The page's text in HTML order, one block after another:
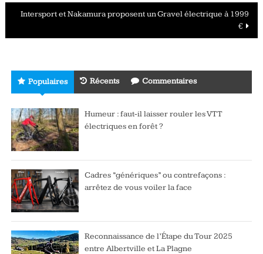
articles
Intersport et Nakamura proposent un Gravel électrique à 1999
€
Populaires Récents Commentaires
Humeur : faut-il laisser rouler les VTT
électriques en forêt ?
Cadres “génériques” ou contrefaçons :
arrêtez de vous voiler la face
Reconnaissance de l’Étape du Tour 2025
entre Albertville et La Plagne